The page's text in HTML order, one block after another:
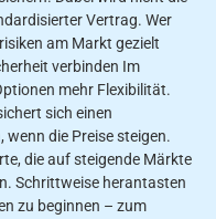
Vertrag. Wer
am Markt gezielt
verbinden Im
mehr Flexibilität.
sich einen
die Preise steigen.
die auf steigende Märkte
Schrittweise herantasten
zu beginnen – zum